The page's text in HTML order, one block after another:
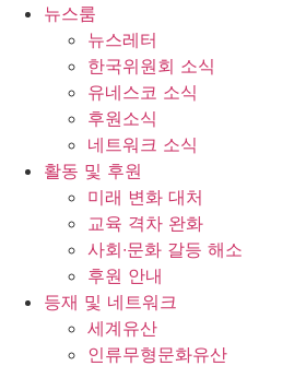
뉴스룸
뉴스레터
한국위원회 소식
유네스코 소식
후원소식
네트워크 소식
활동 및 후원
미래 변화 대처
교육 격차 완화
사회∙문화 갈등 해소
후원 안내
등재 및 네트워크
세계유산
인류무형문화유산